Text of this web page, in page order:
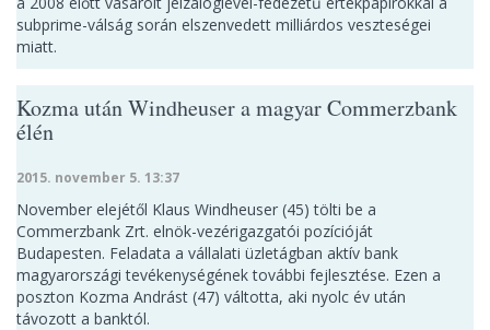
subprime-válság során elszenvedett milliárdos veszteségei
miatt.
Kozma után Windheuser a magyar Commerzbank
élén
2015. november 5. 13:37
November elejétől Klaus Windheuser (45) tölti be a
Commerzbank Zrt. elnök-vezérigazgatói pozícióját
Budapesten. Feladata a vállalati üzletágban aktív bank
magyarországi tevékenységének további fejlesztése. Ezen a
poszton Kozma Andrást (47) váltotta, aki nyolc év után
távozott a banktól.